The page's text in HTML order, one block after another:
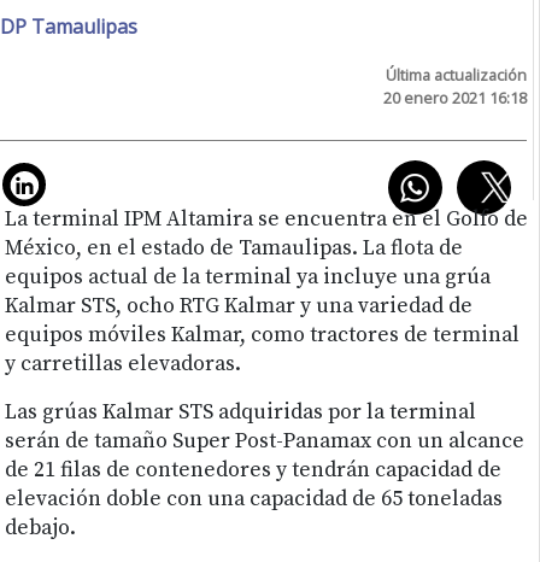
DP Tamaulipas
Última actualización
20 enero 2021 16:18
La terminal IPM Altamira se encuentra en el Golfo de
México, en el estado de Tamaulipas. La flota de
equipos actual de la terminal ya incluye una grúa
Kalmar STS, ocho RTG Kalmar y una variedad de
equipos móviles Kalmar, como tractores de terminal
y carretillas elevadoras.
Las grúas Kalmar STS adquiridas por la terminal
serán de tamaño Super Post-Panamax con un alcance
de 21 filas de contenedores y tendrán capacidad de
elevación doble con una capacidad de 65 toneladas
debajo.